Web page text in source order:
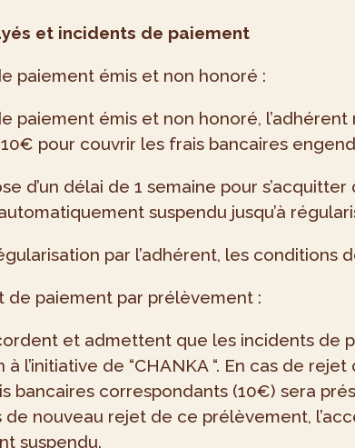
et incidents de paiement
paiement émis et non honoré :
paiement émis et non honoré,
pour couvrir les frais bancaires
d’un délai de 1 semaine pour
automatiquement suspendu jusqu’à
par l’adhérent, les conditions
de paiement par prélèvement :
et admettent que les incidents
l’initiative de “CHANKA “. En cas de
bancaires correspondants (10€) sera
de nouveau rejet de ce prélèvement,
suspendu.